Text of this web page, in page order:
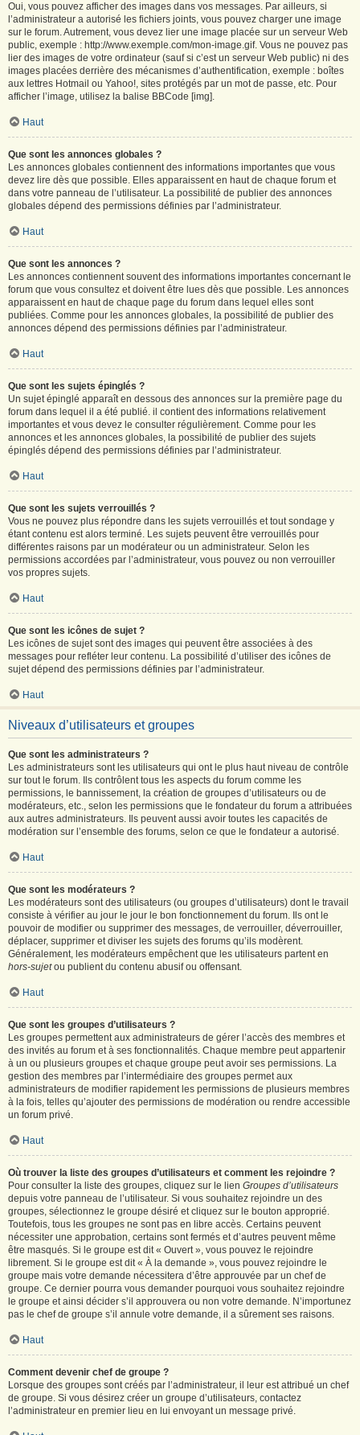
Oui, vous pouvez afficher des images dans vos messages. Par ailleurs, si
l’administrateur a autorisé les fichiers joints, vous pouvez charger une image
sur le forum. Autrement, vous devez lier une image placée sur un serveur Web
public, exemple : http://www.exemple.com/mon-image.gif. Vous ne pouvez pas
lier des images de votre ordinateur (sauf si c’est un serveur Web public) ni des
images placées derrière des mécanismes d’authentification, exemple : boîtes
aux lettres Hotmail ou Yahoo!, sites protégés par un mot de passe, etc. Pour
afficher l’image, utilisez la balise BBCode [img].
Haut
Que sont les annonces globales ?
Les annonces globales contiennent des informations importantes que vous
devez lire dès que possible. Elles apparaissent en haut de chaque forum et
dans votre panneau de l’utilisateur. La possibilité de publier des annonces
globales dépend des permissions définies par l’administrateur.
Haut
Que sont les annonces ?
Les annonces contiennent souvent des informations importantes concernant le
forum que vous consultez et doivent être lues dès que possible. Les annonces
apparaissent en haut de chaque page du forum dans lequel elles sont
publiées. Comme pour les annonces globales, la possibilité de publier des
annonces dépend des permissions définies par l’administrateur.
Haut
Que sont les sujets épinglés ?
Un sujet épinglé apparaît en dessous des annonces sur la première page du
forum dans lequel il a été publié. il contient des informations relativement
importantes et vous devez le consulter régulièrement. Comme pour les
annonces et les annonces globales, la possibilité de publier des sujets
épinglés dépend des permissions définies par l’administrateur.
Haut
Que sont les sujets verrouillés ?
Vous ne pouvez plus répondre dans les sujets verrouillés et tout sondage y
étant contenu est alors terminé. Les sujets peuvent être verrouillés pour
différentes raisons par un modérateur ou un administrateur. Selon les
permissions accordées par l’administrateur, vous pouvez ou non verrouiller
vos propres sujets.
Haut
Que sont les icônes de sujet ?
Les icônes de sujet sont des images qui peuvent être associées à des
messages pour refléter leur contenu. La possibilité d’utiliser des icônes de
sujet dépend des permissions définies par l’administrateur.
Haut
Niveaux d’utilisateurs et groupes
Que sont les administrateurs ?
Les administrateurs sont les utilisateurs qui ont le plus haut niveau de contrôle
sur tout le forum. Ils contrôlent tous les aspects du forum comme les
permissions, le bannissement, la création de groupes d’utilisateurs ou de
modérateurs, etc., selon les permissions que le fondateur du forum a attribuées
aux autres administrateurs. Ils peuvent aussi avoir toutes les capacités de
modération sur l’ensemble des forums, selon ce que le fondateur a autorisé.
Haut
Que sont les modérateurs ?
Les modérateurs sont des utilisateurs (ou groupes d’utilisateurs) dont le travail
consiste à vérifier au jour le jour le bon fonctionnement du forum. Ils ont le
pouvoir de modifier ou supprimer des messages, de verrouiller, déverrouiller,
déplacer, supprimer et diviser les sujets des forums qu’ils modèrent.
Généralement, les modérateurs empêchent que les utilisateurs partent en
hors-sujetou publient du contenu abusif ou offensant.
Haut
Que sont les groupes d’utilisateurs ?
Les groupes permettent aux administrateurs de gérer l’accès des membres et
des invités au forum et à ses fonctionnalités. Chaque membre peut appartenir
à un ou plusieurs groupes et chaque groupe peut avoir ses permissions. La
gestion des membres par l’intermédiaire des groupes permet aux
administrateurs de modifier rapidement les permissions de plusieurs membres
à la fois, telles qu’ajouter des permissions de modération ou rendre accessible
un forum privé.
Haut
Où trouver la liste des groupes d’utilisateurs et comment les rejoindre ?
Pour consulter la liste des groupes, cliquez sur le lien Groupes d’utilisateurs
depuis votre panneau de l’utilisateur. Si vous souhaitez rejoindre un des
groupes, sélectionnez le groupe désiré et cliquez sur le bouton approprié.
Toutefois, tous les groupes ne sont pas en libre accès. Certains peuvent
nécessiter une approbation, certains sont fermés et d’autres peuvent même
être masqués. Si le groupe est dit « Ouvert », vous pouvez le rejoindre
librement. Si le groupe est dit « À la demande », vous pouvez rejoindre le
groupe mais votre demande nécessitera d’être approuvée par un chef de
groupe. Ce dernier pourra vous demander pourquoi vous souhaitez rejoindre
le groupe et ainsi décider s’il approuvera ou non votre demande. N’importunez
pas le chef de groupe s’il annule votre demande, il a sûrement ses raisons.
Haut
Comment devenir chef de groupe ?
Lorsque des groupes sont créés par l’administrateur, il leur est attribué un chef
de groupe. Si vous désirez créer un groupe d’utilisateurs, contactez
l’administrateur en premier lieu en lui envoyant un message privé.